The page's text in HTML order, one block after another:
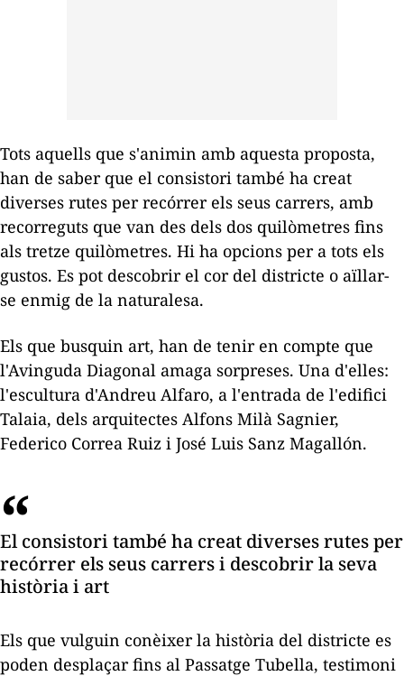
Tots aquells que s'animin amb aquesta proposta,
han de saber que el consistori també ha creat
diverses rutes per recórrer els seus carrers, amb
recorreguts que van des dels dos quilòmetres fins
als tretze quilòmetres. Hi ha opcions per a tots els
gustos. Es pot descobrir el cor del districte o aïllar-
se enmig de la naturalesa.
Els que busquin art, han de tenir en compte que
l'Avinguda Diagonal amaga sorpreses. Una d'elles:
l'escultura d'Andreu Alfaro, a l'entrada de l'edifici
Talaia, dels arquitectes Alfons Milà Sagnier,
Federico Correa Ruiz i José Luis Sanz Magallón.
El consistori també ha creat diverses rutes per
recórrer els seus carrers i descobrir la seva
història i art
Els que vulguin conèixer la història del districte es
poden desplaçar fins al Passatge Tubella, testimoni